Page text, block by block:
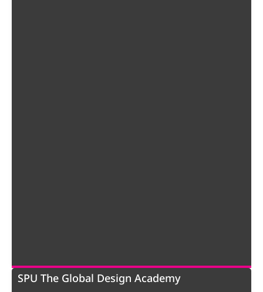
SPU The Global Design Academy